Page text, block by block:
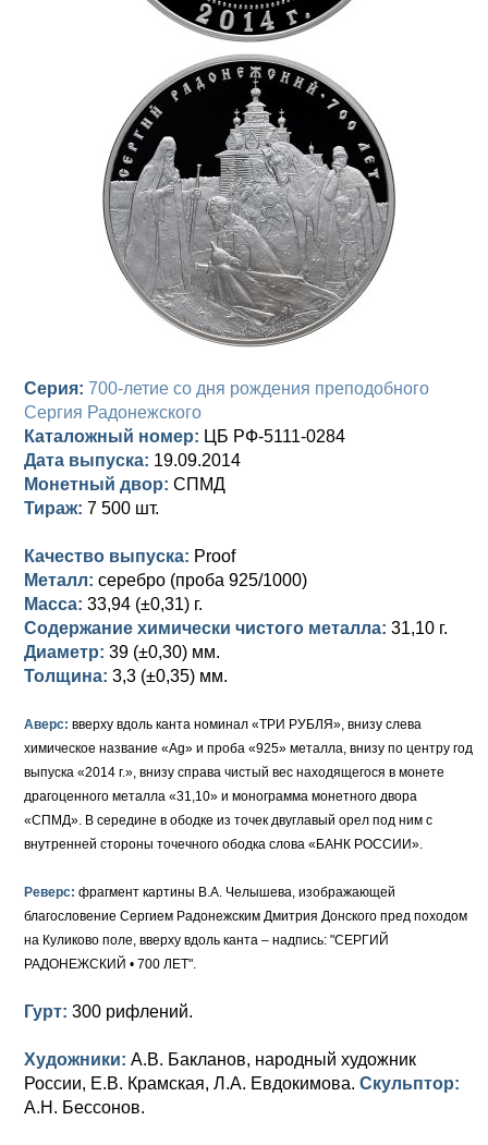
Памятные и донативные
Сибирские монеты
Для Молдавии и Валахии
Таврические монеты
Для Пруссии
Ливонезы
Альбертусталер
Анна Иоанновна (1730-1740)
Екатерина I (1725-1727)
Петр I (1682-1725)
Серебро
Для Речи Посполитой
Серия: 700-летие со дня рождения преподобного
Сергия Радонежского
Каталожный номер: ЦБ РФ-5111-0284
Дата выпуска: 19.09.2014
Монетный двор: СПМД
Тираж: 7 500 шт.
Качество выпуска: Proof
Металл: серебро (проба 925/1000)
Масса: 33,94 (±0,31) г.
Содержание химически чистого металла: 31,10 г.
Диаметр: 39 (±0,30) мм.
Толщина: 3,3 (±0,35) мм.
Аверс: вверху вдоль канта номинал «ТРИ РУБЛЯ», внизу слева
химическое название «Ag» и проба «925» металла, внизу по центру год
выпуска «2014 г.», внизу справа чистый вес находящегося в монете
драгоценного металла «31,10» и монограмма монетного двора
«СПМД». В середине в ободке из точек двуглавый орел под ним с
внутренней стороны точечного ободка слова «БАНК РОССИИ».
Реверс: фрагмент картины В.А. Челышева, изображающей
благословение Сергием Радонежским Дмитрия Донского пред походом
на Куликово поле, вверху вдоль канта – надпись: "СЕРГИЙ
РАДОНЕЖСКИЙ • 700 ЛЕТ".
Гурт: 300 рифлений.
Художники: А.В. Бакланов, народный художник
России, Е.В. Крамская, Л.А. Евдокимова. Скульптор:
А.Н. Бессонов.